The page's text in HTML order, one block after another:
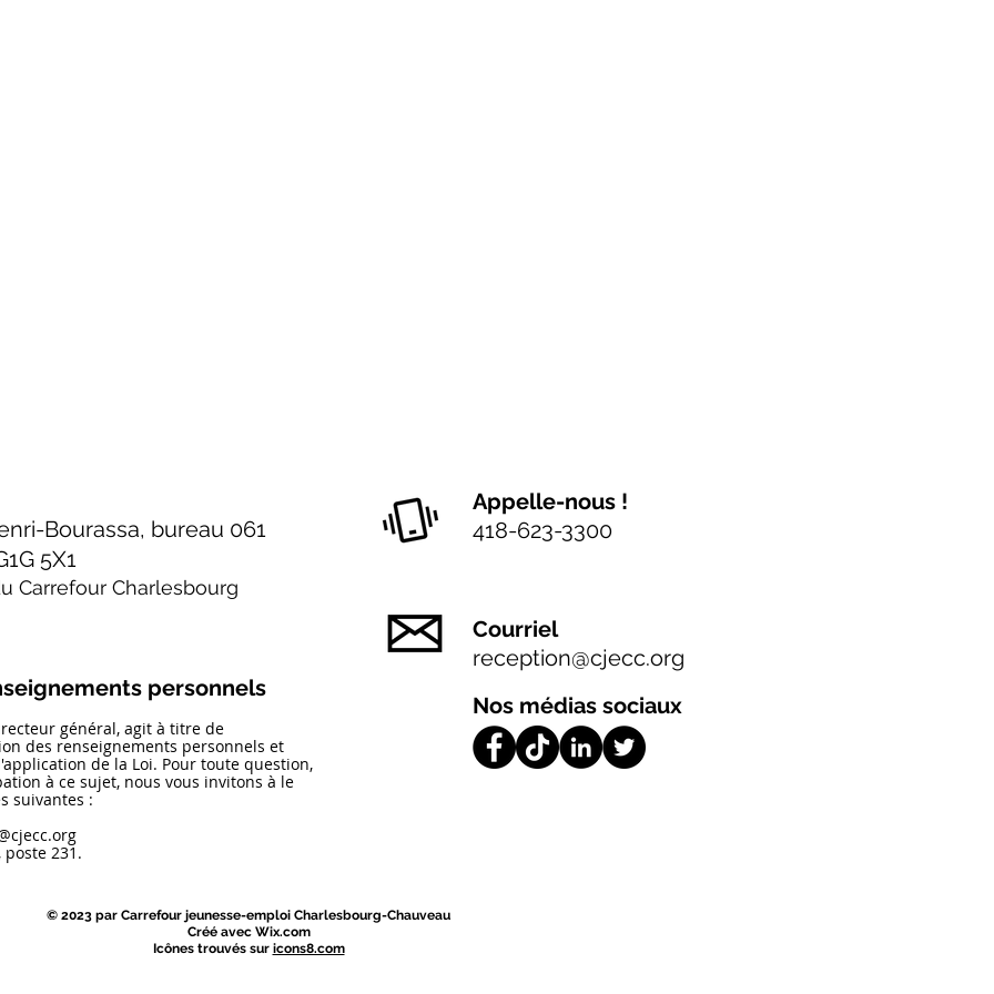
Bourassa, bureau 061
5X1
Carrefour Charlesbourg
Appelle-nous !
418-623-3300
Courriel
reception@cjecc.org
personnels
général, agit à titre de
des renseignements personnels et
de la Loi. Pour toute question,
à ce sujet, nous vous invitons à le
suivantes :
231.
Nos médias sociaux
© 2023 par Carrefour jeunesse-emploi Charlesbourg-Chauveau
Créé avec Wix.com
Icônes trouvés sur icons8.com